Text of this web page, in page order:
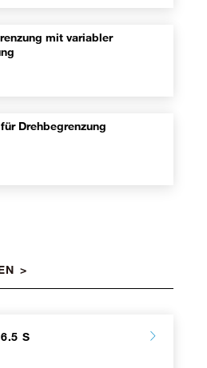
mit variabler
Drehbegrenzung
S